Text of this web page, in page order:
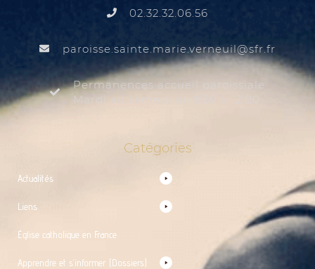
02.32.32.06.56
rf.rfs
@liuenrev.eiram.etnias.essiorap
Permanences accueil paroissiale
Mardi au samedi de 9:30 à 12:00
Catégories
Actualités
Liens
Église catholique en France
Apprendre et s’informer (Dossiers)